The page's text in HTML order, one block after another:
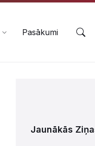
Pasākumi
Jaunākās